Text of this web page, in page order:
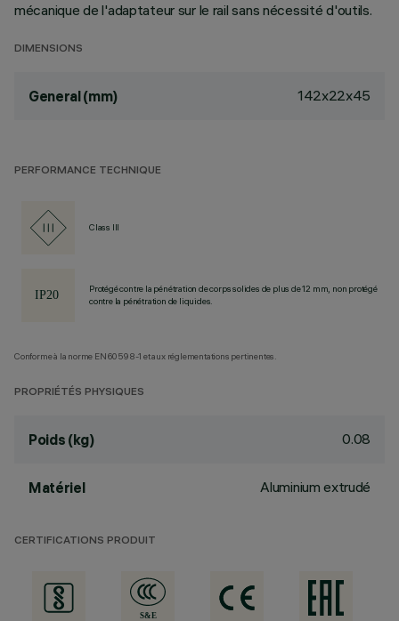
mécanique de l'adaptateur sur le rail sans nécessité d'outils.
DIMENSIONS
General (mm) 142x22x45
PERFORMANCE TECHNIQUE
Class III
Protégé contre la pénétration de corps solides de plus de 12 mm, non protégé
contre la pénétration de liquides.
Conforme à la norme EN60598-1 et aux réglementations pertinentes.
PROPRIÉTÉS PHYSIQUES
Poids (kg) 0.08
Matériel Aluminium extrudé
CERTIFICATIONS PRODUIT